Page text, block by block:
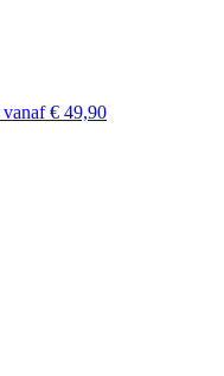
vanaf € 49,90